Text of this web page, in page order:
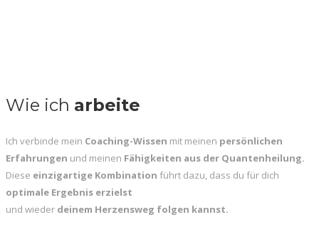
Wie ich arbeite
Ich verbinde mein Coaching-Wissen mit meinen persönlichen
Erfahrungen und meinen Fähigkeiten aus der Quantenheilung.
Diese einzigartige Kombination führt dazu, dass du für dich
optimale Ergebnis erzielst
und wieder deinem Herzensweg folgen kannst.